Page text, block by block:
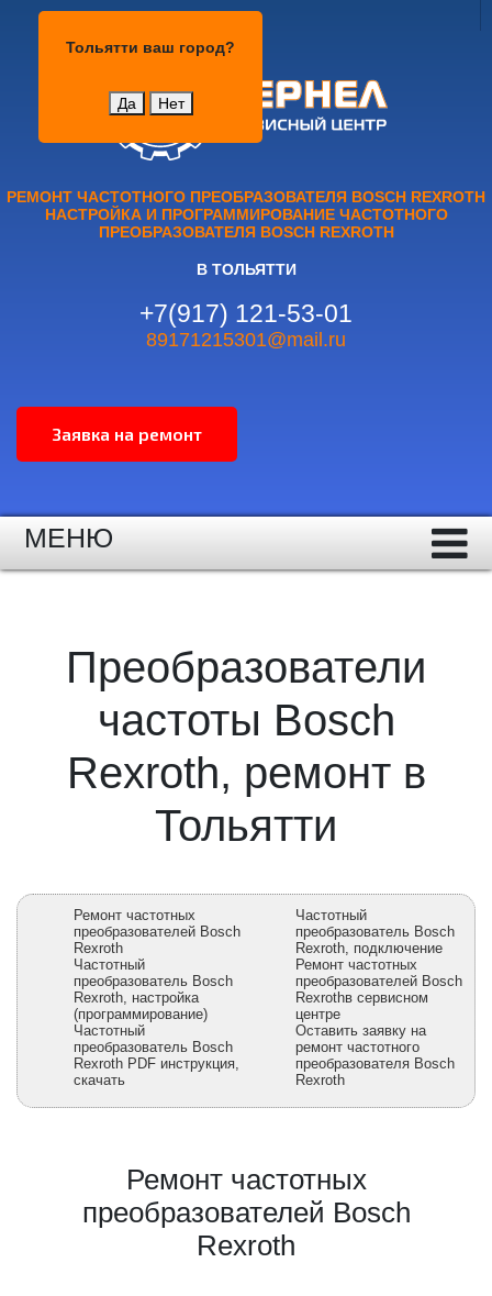
Тольятти ваш город?
Да Нет
РЕМОНТ ЧАСТОТНОГО ПРЕОБРАЗОВАТЕЛЯ BOSCH REXROTH
НАСТРОЙКА И ПРОГРАММИРОВАНИЕ ЧАСТОТНОГО
ПРЕОБРАЗОВАТЕЛЯ BOSCH REXROTH
В ТОЛЬЯТТИ
+7(917) 121-53-01
89171215301@mail.ru
МЕНЮ
Преобразователи
частоты Bosch
Rexroth, ремонт в
Тольятти
Ремонт частотных
преобразователей Bosch
Rexroth
Частотный
преобразователь Bosch
Rexroth, настройка
(программирование)
Частотный
преобразователь Bosch
Rexroth PDF инструкция,
скачать
Частотный
преобразователь Bosch
Rexroth, подключение
Ремонт частотных
преобразователей Bosch
Rexrothв сервисном
центре
Оставить заявку на
ремонт частотного
преобразователя Bosch
Rexroth
Ремонт частотных
преобразователей Bosch
Rexroth